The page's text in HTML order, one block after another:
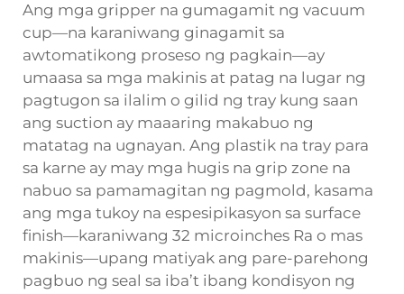
Ang mga gripper na gumagamit ng vacuum
cup—na karaniwang ginagamit sa
awtomatikong proseso ng pagkain—ay
umaasa sa mga makinis at patag na lugar ng
pagtugon sa ilalim o gilid ng tray kung saan
ang suction ay maaaring makabuo ng
matatag na ugnayan. Ang plastik na tray para
sa karne ay may mga hugis na grip zone na
nabuo sa pamamagitan ng pagmold, kasama
ang mga tukoy na espesipikasyon sa surface
finish—karaniwang 32 microinches Ra o mas
makinis—upang matiyak ang pare-parehong
pagbuo ng seal sa iba’t ibang kondisyon ng